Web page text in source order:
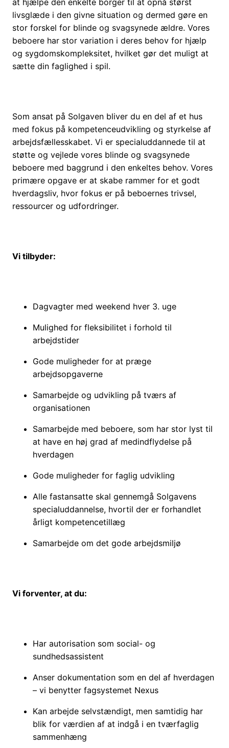
at hjælpe den enkelte borger til at opnå størst
livsglæde i den givne situation og dermed gøre en
stor forskel for blinde og svagsynede ældre. Vores
beboere har stor variation i deres behov for hjælp
og sygdomskompleksitet, hvilket gør det muligt at
sætte din faglighed i spil.
Som ansat på Solgaven bliver du en del af et hus
med fokus på kompetenceudvikling og styrkelse af
arbejdsfællesskabet. Vi er specialuddannede til at
støtte og vejlede vores blinde og svagsynede
beboere med baggrund i den enkeltes behov. Vores
primære opgave er at skabe rammer for et godt
hverdagsliv, hvor fokus er på beboernes trivsel,
ressourcer og udfordringer.
Vi tilbyder:
Dagvagter med weekend hver 3. uge
Mulighed for fleksibilitet i forhold til
arbejdstider
Gode muligheder for at præge
arbejdsopgaverne
Samarbejde og udvikling på tværs af
organisationen
Samarbejde med beboere, som har stor lyst til
at have en høj grad af medindflydelse på
hverdagen
Gode muligheder for faglig udvikling
Alle fastansatte skal gennemgå Solgavens
specialuddannelse, hvortil der er forhandlet
årligt kompetencetillæg
Samarbejde om det gode arbejdsmiljø
Vi forventer, at du:
Har autorisation som social- og
sundhedsassistent
Anser dokumentation som en del af hverdagen
– vi benytter fagsystemet Nexus
Kan arbejde selvstændigt, men samtidig har
blik for værdien af at indgå i en tværfaglig
sammenhæng